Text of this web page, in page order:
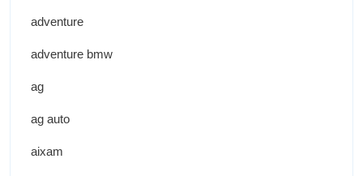
adventure
adventure bmw
ag
ag auto
aixam